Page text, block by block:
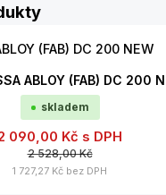
ABLOY (FAB) DC 200
skladem
090,00 Kč s DPH
2 528,00 Kč
1 727,27 Kč bez DPH